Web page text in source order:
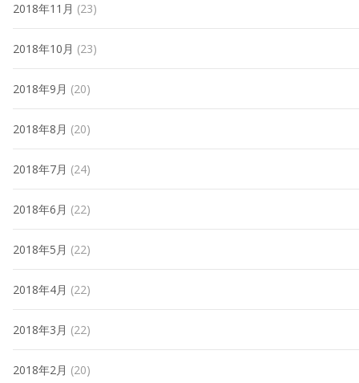
2018年11月 (23)
2018年10月 (23)
2018年9月 (20)
2018年8月 (20)
2018年7月 (24)
2018年6月 (22)
2018年5月 (22)
2018年4月 (22)
2018年3月 (22)
2018年2月 (20)